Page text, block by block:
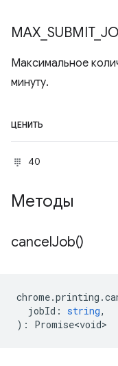
MAX SUBMIT_
Максимальное
минуту.
ЦЕНИТЬ
40
Методы
cancelJob()
chrome.printing .
jobId : string,
) : Promise<void>